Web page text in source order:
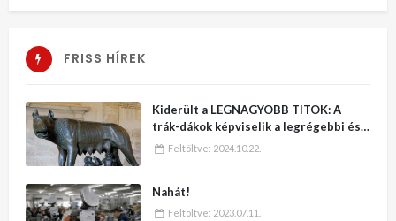
FRISS HÍREK
Kiderült a LEGNAGYOBB TITOK: A
trák-dákok képviselik a legrégebbi és
legmagasabb kultúrát a Földön – No,
Feltöltve: 2024.10.22.
Nahát!
Feltöltve: 2023.07.11.